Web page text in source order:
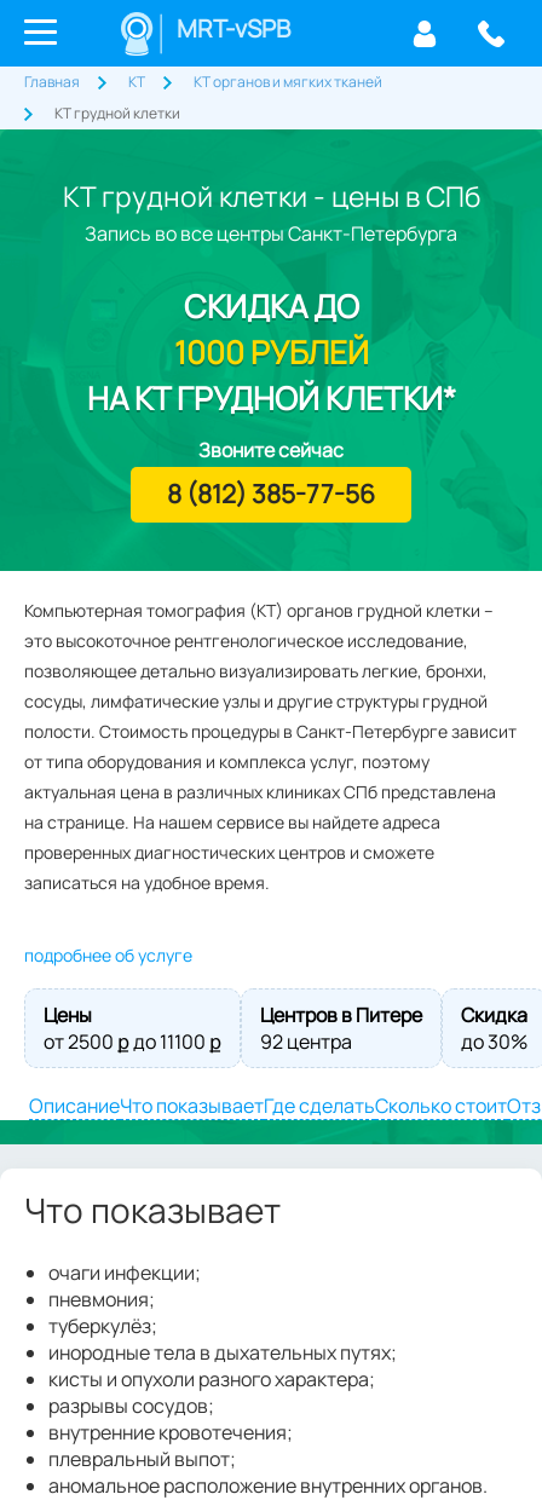
MRT-vSPB
Главная КТ
КТ органов и мягких тканей
КТ грудной клетки
КТ грудной клетки - цены в СПб
Компьютерная томография (КТ) органов грудной клетки –
это высокоточное рентгенологическое исследование,
позволяющее детально визуализировать легкие, бронхи,
сосуды, лимфатические узлы и другие структуры грудной
полости. Стоимость процедуры в Санкт-Петербурге зависит
от типа оборудования и комплекса услуг, поэтому
актуальная цена в различных клиниках СПб представлена
на странице. На нашем сервисе вы найдете адреса
проверенных диагностических центров и сможете
записаться на удобное время.
подробнее об услуге
Цены
от2500 ք до11100 ք
Центров в Питере
92 центра
Скидка
до 30%
ОписаниеЧто показываетГде сделатьСколько стоит
Запись во все центры Санкт-Петербурга
СКИДКАДО
1000 РУБЛЕЙ
НА КТ ГРУДНОЙ КЛЕТКИ*
Звоните сейчас
8 (812) 385-77-56
Что показывает
очаги инфекции;
пневмония;
туберкулёз;
инородные тела в дыхательных путях;
кисты и опухоли разного характера;
разрывы сосудов;
внутренние кровотечения;
плевральный выпот;
аномальное расположение внутренних органов.